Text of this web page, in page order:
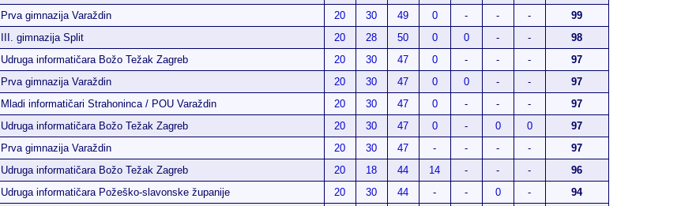
Prva gimnazija Varaždin 20 30 49 0 - - -
99
III. gimnazija Split 20 28 50 0 0 - -
98
Udruga informatičara Božo Težak Zagreb 20 30 47 0 - - -
97
Prva gimnazija Varaždin 20 30 47 0 0 - -
97
Mladi informatičari Strahoninca / POU Varaždin 20 30 47 0 - - -
97
Udruga informatičara Božo Težak Zagreb 20 30 47 0 - 0 0
97
Prva gimnazija Varaždin 20 30 47 - - - -
97
Udruga informatičara Božo Težak Zagreb 20 18 44 14 - - -
96
Udruga informatičara Požeško-slavonske županije 20 30 44 - - 0 -
94